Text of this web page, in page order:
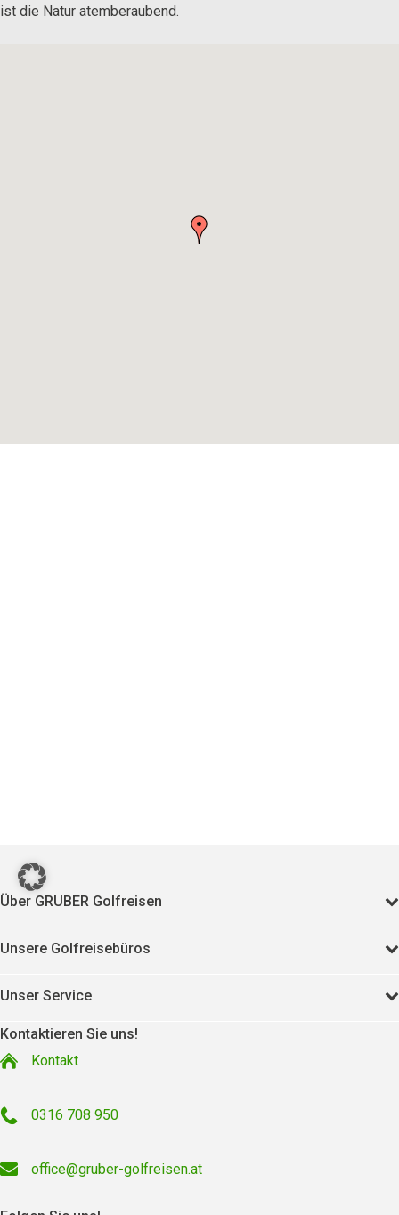
ist die Natur atemberaubend.
Über GRUBER Golfreisen
Unsere Golfreisebüros
Unser Service
Kontaktieren Sie uns!
Kontakt
0316 708 950
office@gruber-golfreisen.at